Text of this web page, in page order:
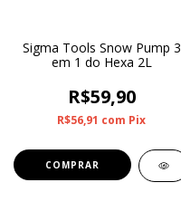
Sigma Tools Snow Pump 3
em 1 do Hexa 2L
R$59,90
R$56,91 com Pix